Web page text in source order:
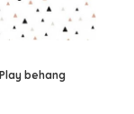
behang